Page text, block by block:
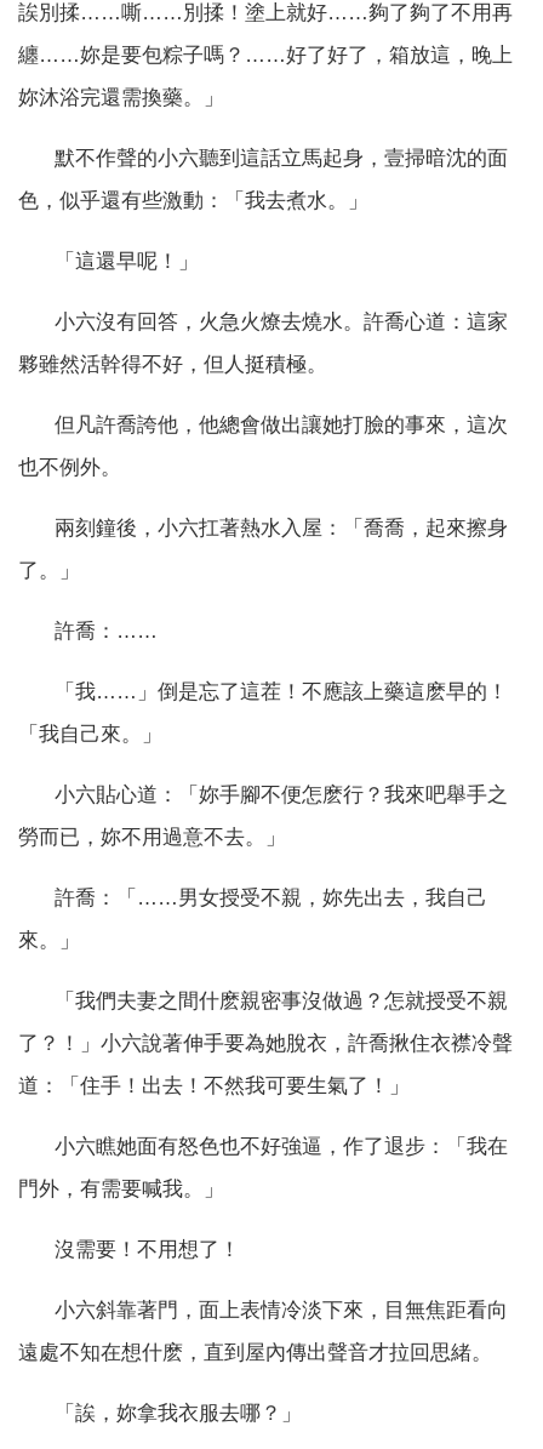
誒別揉……嘶……別揉！塗上就好……夠了夠了不用再
纏……妳是要包粽子嗎？……好了好了，箱放這，晚上
妳沐浴完還需換藥。」
默不作聲的小六聽到這話立馬起身，壹掃暗沈的面
色，似乎還有些激動：「我去煮水。」
「這還早呢！」
小六沒有回答，火急火燎去燒水。許喬心道：這家
夥雖然活幹得不好，但人挺積極。
但凡許喬誇他，他總會做出讓她打臉的事來，這次
也不例外。
兩刻鐘後，小六扛著熱水入屋：「喬喬，起來擦身
了。」
許喬：……
「我……」倒是忘了這茬！不應該上藥這麽早的！
「我自己來。」
小六貼心道：「妳手腳不便怎麽行？我來吧舉手之
勞而已，妳不用過意不去。」
許喬：「……男女授受不親，妳先出去，我自己
來。」
「我們夫妻之間什麽親密事沒做過？怎就授受不親
了？！」小六說著伸手要為她脫衣，許喬揪住衣襟冷聲
道：「住手！出去！不然我可要生氣了！」
小六瞧她面有怒色也不好強逼，作了退步：「我在
門外，有需要喊我。」
沒需要！不用想了！
小六斜靠著門，面上表情冷淡下來，目無焦距看向
遠處不知在想什麽，直到屋內傳出聲音才拉回思緒。
「誒，妳拿我衣服去哪？」